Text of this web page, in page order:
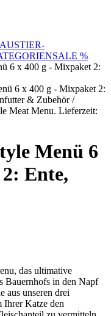
SALE %
6 x 400 g - Mixpaket 2:
Menü 6
Ente,
das ultimative
Bauernhofs in den Napf
aus unseren drei
Ihrer Katze den